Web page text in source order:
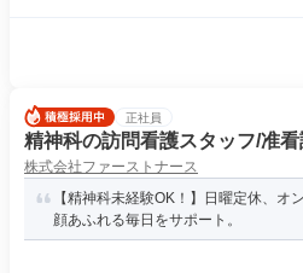
正社員
精神科の訪問看護スタッフ/准
株式会社ファーストナース
【精神科未経験OK！】日曜定休、オ
顔あふれる毎日をサポート。